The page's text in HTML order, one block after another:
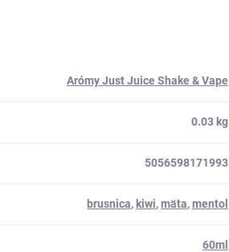
Arómy Just Juice Shake & Vape
0.03 kg
5056598171993
brusnica, kiwi,mäta,mentol
60ml